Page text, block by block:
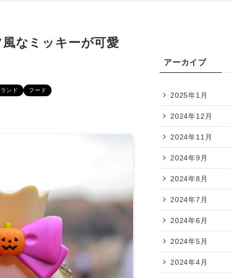
なミッキーが可愛
ンド
フード
アーカイブ
2025年1月
2024年12月
2024年11月
2024年9月
2024年8月
2024年7月
2024年6月
2024年5月
2024年4月